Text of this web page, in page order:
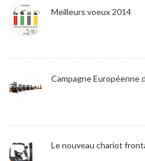
Meilleurs voeux 2014
Campagne Européenne
Le nouveau chariot